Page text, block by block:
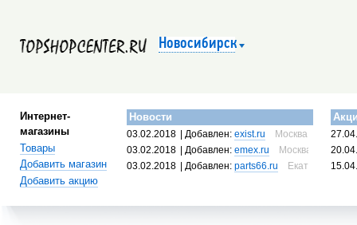
Новосибирск
Интернет-
магазины
Товары
Добавить магазин
Добавить акцию
Новости
03.02.2018 | Добавлен:exist.ru
Москва, Россия
03.02.2018
| Добавлен:emex.ru
Москва, Россия
03.02.2018
| Добавлен:parts66.ru Екатеринбург,